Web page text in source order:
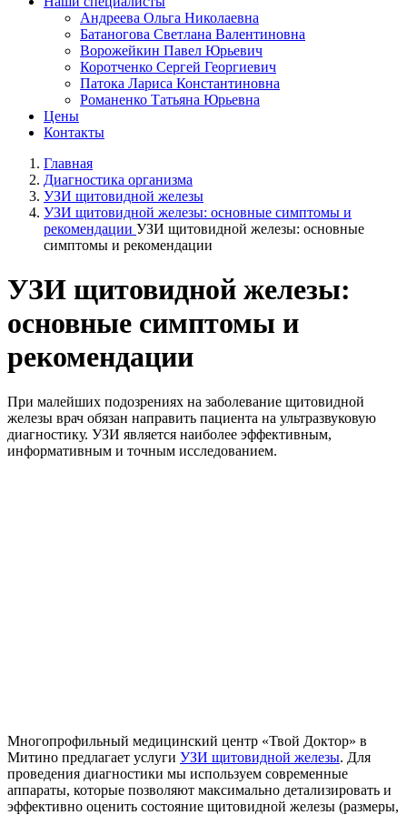
Андреева Ольга Николаевна
Батаногова Светлана Валентиновна
Ворожейкин Павел Юрьевич
Коротченко Сергей Георгиевич
Патока Лариса Константиновна
Романенко Татьяна Юрьевна
Цены
Контакты
Главная
Диагностика организма
УЗИ щитовидной железы
УЗИ щитовидной железы: основные симптомы и
рекомендации УЗИ щитовидной железы: основные
симптомы и рекомендации
УЗИ щитовидной железы:
основные симптомы и
рекомендации
При малейших подозрениях на заболевание щитовидной
железы врач обязан направить пациента на ультразвуковую
диагностику. УЗИ является наиболее эффективным,
информативным и точным исследованием.
Многопрофильный медицинский центр «Твой Доктор» в
Митино предлагает услуги УЗИ щитовидной железы. Для
проведения диагностики мы используем современные
аппараты, которые позволяют максимально детализировать и
эффективно оценить состояние щитовидной железы (размеры,